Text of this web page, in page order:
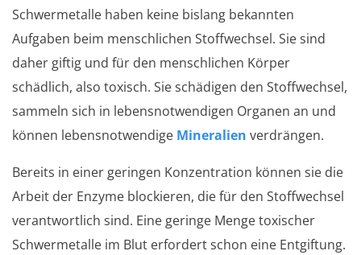
Schwermetalle haben keine bislang bekannten
Aufgaben beim menschlichen Stoffwechsel. Sie sind
daher giftig und für den menschlichen Körper
schädlich, also toxisch. Sie schädigen den Stoffwechsel,
sammeln sich in lebensnotwendigen Organen an und
können lebensnotwendige Mineralien verdrängen.
Bereits in einer geringen Konzentration können sie die
Arbeit der Enzyme blockieren, die für den Stoffwechsel
verantwortlich sind. Eine geringe Menge toxischer
Schwermetalle im Blut erfordert schon eine Entgiftung.